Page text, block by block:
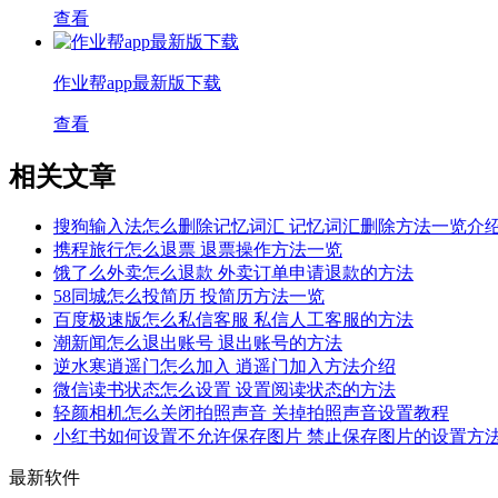
查看
作业帮app最新版下载
查看
相关文章
搜狗输入法怎么删除记忆词汇 记忆词汇删除方法一览介
携程旅行怎么退票 退票操作方法一览
饿了么外卖怎么退款 外卖订单申请退款的方法
58同城怎么投简历 投简历方法一览
百度极速版怎么私信客服 私信人工客服的方法
潮新闻怎么退出账号 退出账号的方法
逆水寒逍遥门怎么加入 逍遥门加入方法介绍
微信读书状态怎么设置 设置阅读状态的方法
轻颜相机怎么关闭拍照声音 关掉拍照声音设置教程
小红书如何设置不允许保存图片 禁止保存图片的设置方
最新软件